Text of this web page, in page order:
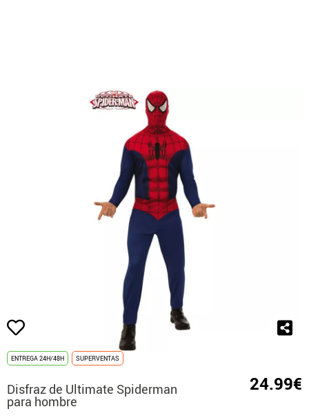
ENTREGA 24H/48H SUPERVENTAS
Disfraz de Ultimate Spiderman
para hombre
24.99€